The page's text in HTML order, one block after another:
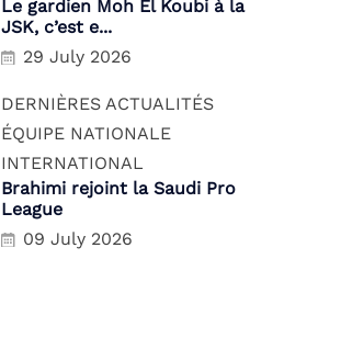
Le gardien Moh El Koubi à la
JSK, c’est e...
29 July 2026
DERNIÈRES ACTUALITÉS
ÉQUIPE NATIONALE
INTERNATIONAL
Brahimi rejoint la Saudi Pro
League
09 July 2026